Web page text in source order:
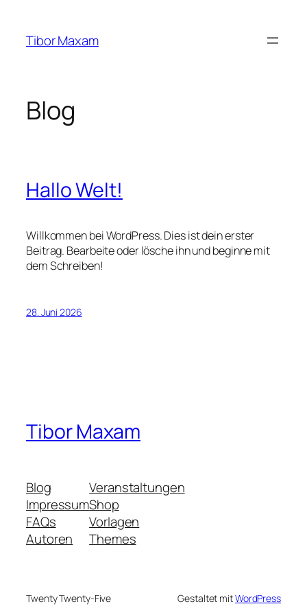
springen
Tibor Maxam
Blog
Hallo Welt!
Willkommen bei WordPress. Dies ist dein erster
Beitrag. Bearbeite oder lösche ihn und beginne mit
dem Schreiben!
28. Juni 2026
Tibor Maxam
Blog
Impressum
FAQs
Autoren
Veranstaltungen
Shop
Vorlagen
Themes
Twenty Twenty-Five Gestaltet mitWordPress